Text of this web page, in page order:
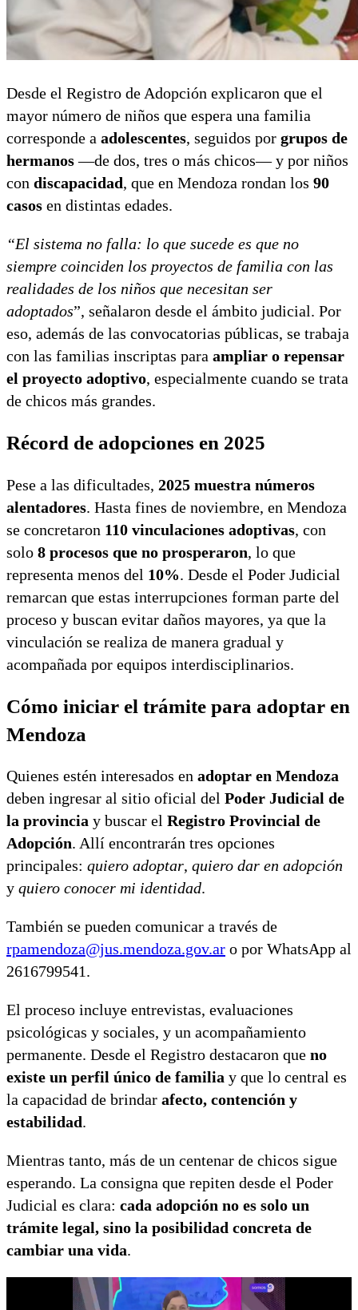
Desde el Registro de Adopción explicaron que el
mayor número de niños que espera una familia
corresponde a adolescentes, seguidos por grupos de
hermanos—de dos, tres o más chicos— y por niños
con discapacidad, que en Mendoza rondan los 90
casos en distintas edades.
“El sistema no falla: lo que sucede es que no
siempre coinciden los proyectos de familia con las
realidades de los niños que necesitan ser
adoptados”, señalaron desde el ámbito judicial. Por
eso, además de las convocatorias públicas, se trabaja
con las familias inscriptas para ampliar o repensar
el proyecto adoptivo, especialmente cuando se trata
de chicos más grandes.
Récord de adopciones en 2025
Pese a las dificultades, 2025 muestra números
alentadores. Hasta fines de noviembre, en Mendoza
se concretaron 110 vinculaciones adoptivas, con
solo 8 procesos que no prosperaron, lo que
representa menos del 10%. Desde el Poder Judicial
remarcan que estas interrupciones forman parte del
proceso y buscan evitar daños mayores, ya que la
vinculación se realiza de manera gradual y
acompañada por equipos interdisciplinarios.
Cómo iniciar el trámite para adoptar en
Mendoza
Quienes estén interesados en adoptar en Mendoza
deben ingresar al sitio oficial del Poder Judicial de
la provincia y buscar el Registro Provincial de
Adopción. Allí encontrarán tres opciones
principales: quiero adoptar, quiero dar en adopción
y quiero conocer mi identidad.
También se pueden comunicar a través de
rpamendoza@jus.mendoza.gov.ar o por WhatsApp al
2616799541.
El proceso incluye entrevistas, evaluaciones
psicológicas y sociales, y un acompañamiento
permanente. Desde el Registro destacaron que no
existe un perfil único de familia y que lo central es
la capacidad de brindar afecto, contención y
estabilidad.
Mientras tanto, más de un centenar de chicos sigue
esperando. La consigna que repiten desde el Poder
Judicial es clara: cada adopción no es solo un
trámite legal, sino la posibilidad concreta de
cambiar una vida.